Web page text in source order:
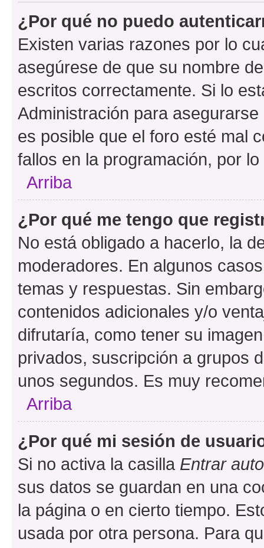
¿Por qué no puedo
Existen varias razones por lo
asegúrese de que su nombre
escritos correctamente. Si lo
Administración para
es posible que el foro esté mal
fallos en la programación, por
Arriba
¿Por qué me tengo que
No está obligado a hacerlo, la
moderadores. En algunos
temas y respuestas. Sin
contenidos adicionales y/o
difrutaría, como tener su
privados, suscripción a grupos
unos segundos. Es muy
Arriba
¿Por qué mi sesión de
Si no activa la casilla Entrar
sus datos se guardan en una
la página o en cierto tiempo.
usada por otra persona. Para